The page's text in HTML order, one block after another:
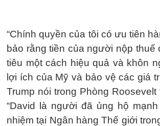
“Chính quyền của tôi có ưu tiên
bảo rằng tiền của người nộp thuế
tiêu một cách hiệu quả và khôn
lợi ích của Mỹ và bảo vệ các giá
Trump nói trong Phòng Roosevelt
“David là người đã ủng hộ
nhiệm tại Ngân hàng Thế giới